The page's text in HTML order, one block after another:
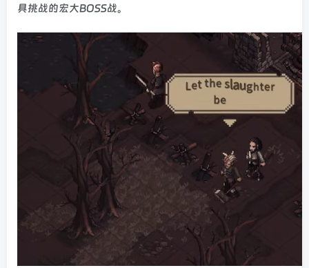
具挑战的宏大BOSS战。